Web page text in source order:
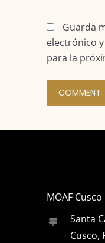
Guarda
electrónico
para la
MOAF
Santa
Cusco,